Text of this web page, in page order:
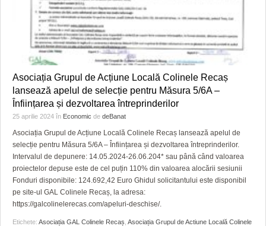
Asociația Grupul de Acțiune Locală Colinele Recaș
lansează apelul de selecție pentru Măsura 5/6A –
Înființarea și dezvoltarea întreprinderilor
25 aprilie 2024 în Economic de deBanat
Asociația Grupul de Acțiune Locală Colinele Recaș lansează apelul de
selecție pentru Măsura 5/6A – Înființarea și dezvoltarea întreprinderilor.
Intervalul de depunere: 14.05.2024-26.06.204* sau până când valoarea
proiectelor depuse este de cel puțin 110% din valoarea alocării sesiunii
Fonduri disponibile: 124.692,42 Euro Ghidul solicitantului este disponibil
pe site-ul GAL Colinele Recaș, la adresa:
https://galcolinelerecas.com/apeluri-deschise/.
Etichete: Asociația GAL Colinele Recaș Asociația Grupul de Actiune Locală Colinele